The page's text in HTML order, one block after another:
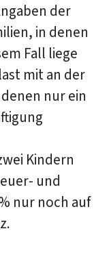
der
in denen
Fall liege
mit an der
nur ein
Kindern
und
nur noch auf